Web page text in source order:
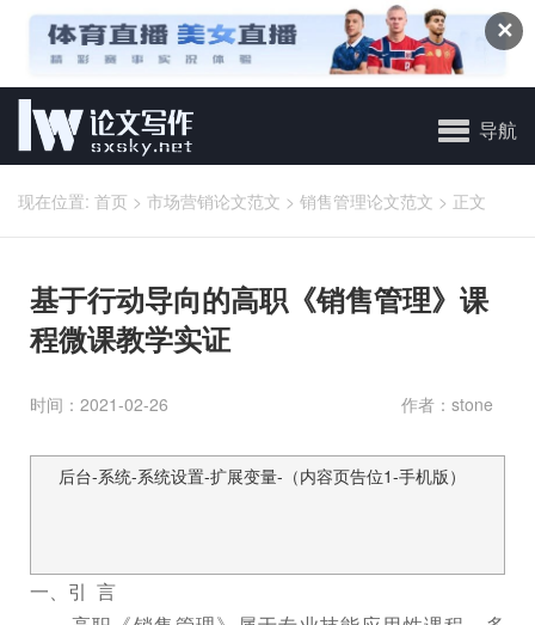
✕
导航
现在位置: 首页 > 市场营销论文范文 > 销售管理论文范文 > 正文
基于行动导向的高职《销售管理》课
程微课教学实证
时间：2021-02-26 作者：stone
后台-系统-系统设置-扩展变量-（内容页告位1-手机版）
一、引 言